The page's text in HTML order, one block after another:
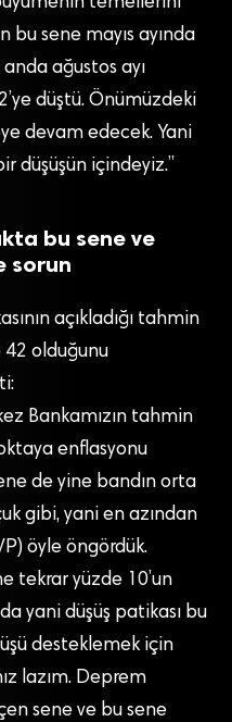
bu sene mayıs ayında
ağustos ayı
düştü. Önümüzdeki
devam edecek. Yani
düşüşün içindeyiz.”
bu sene ve
sorun
açıkladığı tahmin
42 olduğunu
Bankamızın tahmin
enflasyonu
de yine bandın orta
gibi, yani en azından
öyle öngördük.
tekrar yüzde 10’un
yani düşüş patikası bu
desteklemek için
lazım. Deprem
sene ve bu sene